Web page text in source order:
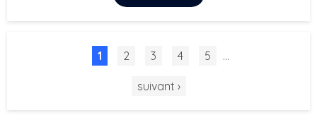
1 2 3 4 5 …
suivant ›